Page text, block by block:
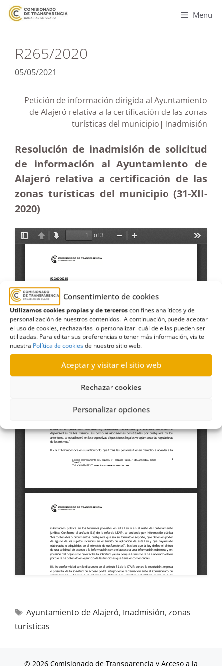
Consentimiento de cookies
Utilizamos cookies propias y de terceroscon fines analíticos y de
personalización de nuestros contenidos. A continuación, puede aceptar
el uso de cookies, rechazarlas o personalizar cuál de ellas pueden ser
utilizadas. Para editar sus preferencias o tener más información, visite
nuestra Política de cookiesde nuestro sitio web.
Aceptar y visitar el sitio web
Rechazar cookies
Personalizar opciones
Menu
R265/2020
05/05/2021
Petición de información dirigida al Ayuntamiento
de Alajeró relativa a la certificación de las zonas
turísticas del municipio| Inadmisión
Resolución de inadmisión de solicitud
de información al Ayuntamiento de
Alajeró relativa a certificación de las
zonas turísticas del municipio (31-XII-
2020)
Ayuntamiento de Alajeró, Inadmisión, zonas
turísticas
© 2026 Comisionado de Transparencia y Acceso a la